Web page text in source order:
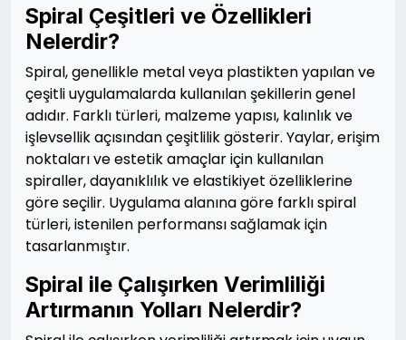
Spiral Çeşitleri ve Özellikleri
Nelerdir?
Spiral, genellikle metal veya plastikten yapılan ve
çeşitli uygulamalarda kullanılan şekillerin genel
adıdır. Farklı türleri, malzeme yapısı, kalınlık ve
işlevsellik açısından çeşitlilik gösterir. Yaylar, erişim
noktaları ve estetik amaçlar için kullanılan
spiraller, dayanıklılık ve elastikiyet özelliklerine
göre seçilir. Uygulama alanına göre farklı spiral
türleri, istenilen performansı sağlamak için
tasarlanmıştır.
Spiral ile Çalışırken Verimliliği
Artırmanın Yolları Nelerdir?